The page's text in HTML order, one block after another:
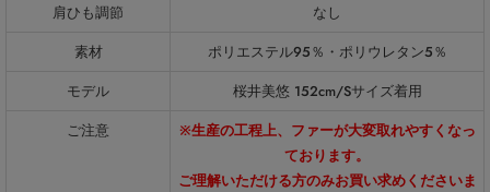
肩ひも調節
なし
素材
ポリエステル95％・ポリウレタン5％
モデル
桜井美悠 152cm/Sサイズ着用
ご注意
※生産の工程上、ファーが大変取れやすくなっ
ております。
ご理解いただける方のみお買い求めくださいま